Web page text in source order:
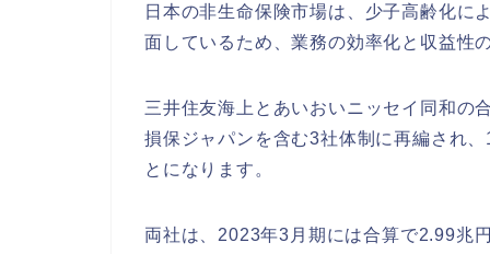
日本の非生命保険市場は、少子高齢化に
面しているため、業務の効率化と収益性
三井住友海上とあいおいニッセイ同和の
損保ジャパンを含む3社体制に再編され
とになります。
両社は、2023年3月期には合算で2.99兆